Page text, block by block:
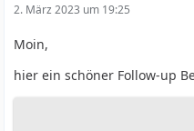
2. März 2023 um 19:25
Moin,
hier ein schöner Follow-up